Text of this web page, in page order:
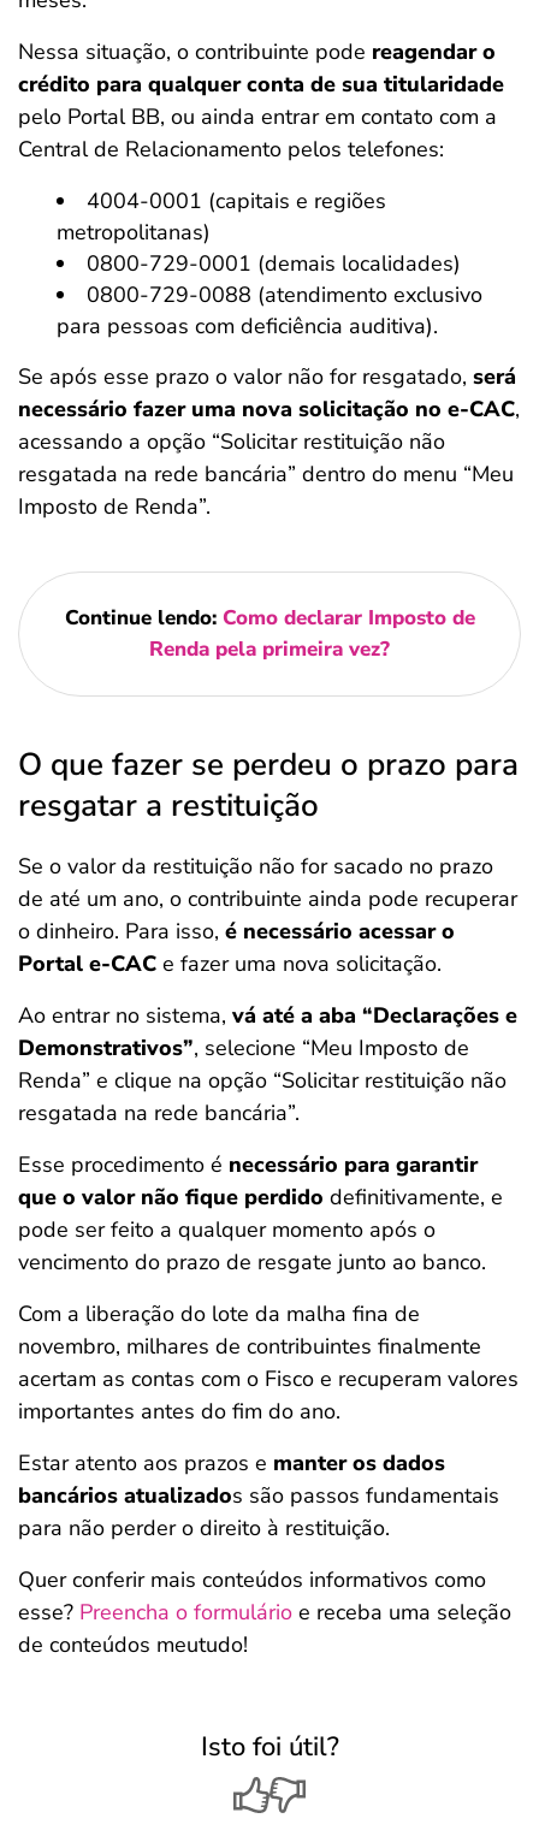
Nessa situação, o contribuinte pode reagendar o
crédito para qualquer conta de sua titularidade
pelo Portal BB, ou ainda entrar em contato com a
Central de Relacionamento pelos telefones:
4004-0001 (capitais e regiões
metropolitanas)
0800-729-0001 (demais localidades)
0800-729-0088 (atendimento exclusivo
para pessoas com deficiência auditiva).
Se após esse prazo o valor não for resgatado, será
necessário fazer uma nova solicitação no e-CAC,
acessando a opção “Solicitar restituição não
resgatada na rede bancária” dentro do menu “Meu
Imposto de Renda”.
Continue lendo: Como declarar Imposto de
Renda pela primeira vez?
O que fazer se perdeu o prazo para
resgatar a restituição
Se o valor da restituição não for sacado no prazo
de até um ano, o contribuinte ainda pode recuperar
o dinheiro. Para isso, é necessário acessar o
Portal e-CAC e fazer uma nova solicitação.
Ao entrar no sistema, vá até a aba “Declarações e
Demonstrativos”, selecione “Meu Imposto de
Renda” e clique na opção “Solicitar restituição não
resgatada na rede bancária”.
Esse procedimento é necessário para garantir
que o valor não fique perdido definitivamente, e
pode ser feito a qualquer momento após o
vencimento do prazo de resgate junto ao banco.
Com a liberação do lote da malha fina de
novembro, milhares de contribuintes finalmente
acertam as contas com o Fisco e recuperam valores
importantes antes do fim do ano.
Estar atento aos prazos e manter os dados
bancários atualizados são passos fundamentais
para não perder o direito à restituição.
Quer conferir mais conteúdos informativos como
esse? Preencha o formulário e receba uma seleção
de conteúdos meutudo!
Isto foi útil?